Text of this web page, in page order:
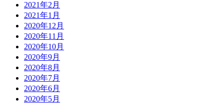
2021年2月
2021年1月
2020年12月
2020年11月
2020年10月
2020年9月
2020年8月
2020年7月
2020年6月
2020年5月